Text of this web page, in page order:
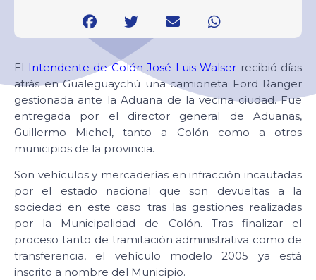
El Intendente de Colón José Luis Walser recibió días
atrás en Gualeguaychú una camioneta Ford Ranger
gestionada ante la Aduana de la vecina ciudad. Fue
entregada por el director general de Aduanas,
Guillermo Michel, tanto a Colón como a otros
municipios de la provincia.
Son vehículos y mercaderías en infracción incautadas
por el estado nacional que son devueltas a la
sociedad en este caso tras las gestiones realizadas
por la Municipalidad de Colón. Tras finalizar el
proceso tanto de tramitación administrativa como de
transferencia, el vehículo modelo 2005 ya está
inscrito a nombre del Municipio.